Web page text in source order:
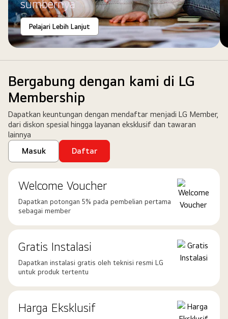
atasnya.
sumbernya
Pelajari Lebih Lanjut
Bergabung dengan kami di LG
Membership
Dapatkan keuntungan dengan mendaftar menjadi LG Member,
dari diskon spesial hingga layanan eksklusif dan tawaran
lainnya
Masuk
Daftar
Welcome Voucher
Dapatkan potongan 5% pada pembelian pertama
sebagai member
Gratis Instalasi
Dapatkan instalasi gratis oleh teknisi resmi LG
untuk produk tertentu
Harga Eksklusif